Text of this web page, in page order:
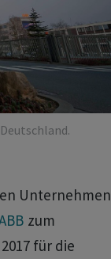
Unternehmen
zum
für die